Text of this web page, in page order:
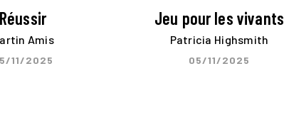
Réussir
Amis
11/2025
Jeu pour les vivants
Patricia Highsmith
05/11/2025